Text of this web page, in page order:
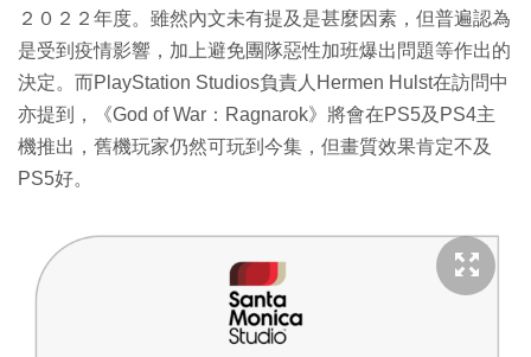
２０２２年度。雖然內文未有提及是甚麼因素，但普遍認為
是受到疫情影響，加上避免團隊惡性加班爆出問題等作出的
決定。而PlayStation Studios負責人Hermen Hulst在訪問中
亦提到，《God of War：Ragnarok》將會在PS5及PS4主
機推出，舊機玩家仍然可玩到今集，但畫質效果肯定不及
PS5好。